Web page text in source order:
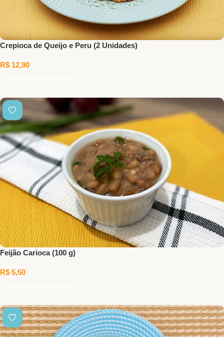
Crepioca de Queijo e Peru (2 Unidades)
R$ 12,90
Feijão Carioca (100 g)
R$ 5,50